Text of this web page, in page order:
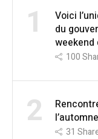
1
Voici
du
weekend
100
2 31